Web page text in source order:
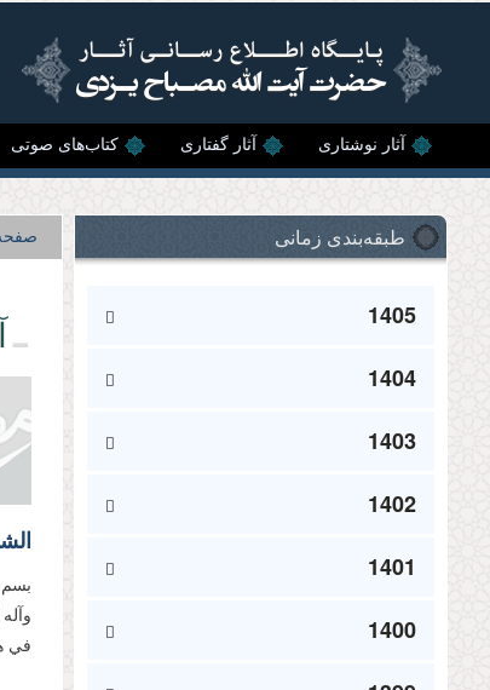
آثار نوشتاری آثار گفتاری کتاب‌های صوتی
طبقه‌بندی زمانی
1405
1404
1403
1402
1401
1400
بسم
في